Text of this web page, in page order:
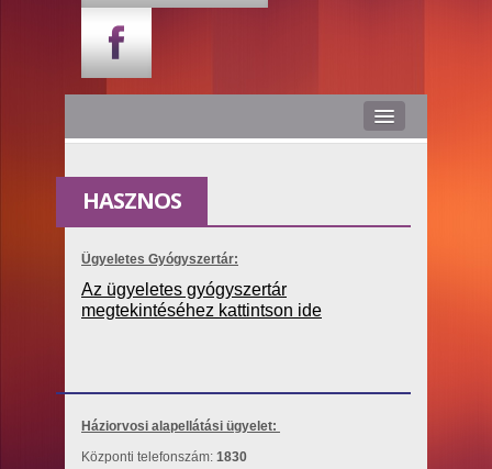
Rólunk
Médiaajánlat
Stáb
Smile TV
HASZNOS
Ügyeletes Gyógyszertár:
Az ügyeletes gyógyszertár
megtekintéséhez kattintson ide
Háziorvosi alapellátási ügyelet:
Központi telefonszám: 1830